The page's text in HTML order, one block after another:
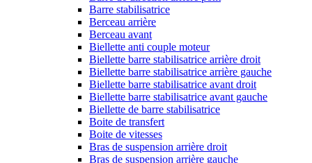
Barre stabilisatrice
Berceau arrière
Berceau avant
Biellette anti couple moteur
Biellette barre stabilisatrice arrière droit
Biellette barre stabilisatrice arrière gauche
Biellette barre stabilisatrice avant droit
Biellette barre stabilisatrice avant gauche
Biellette de barre stabilisatrice
Boite de transfert
Boite de vitesses
Bras de suspension arrière droit
Bras de suspension arrière gauche